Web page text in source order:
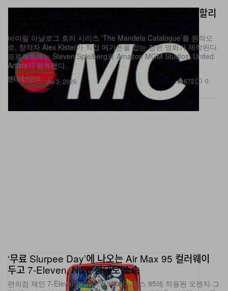
엔터테인먼트
우드 장편 영화로 제작된다
바이럴 아날로그 호러 시리즈 ‘The Mandela Catalogue’를 원작으
로, 창작자 Alex Kister가 직접 메가폰을 잡는 장편 영화가 제작된다.
프로젝트에는 Steven Spielberg와 Amazon MGM Studios, United
Artists가 합류했다.
Jul 3, 2026 672
두고 7-Eleven, Nike 상대로 소송
편의점 체인 7-Eleven이 나이키의 에어 맥스 95에 적용된 오렌지·그
린·레드 스트라이프가 자사 시그니처 삼색 브랜딩을 모방했다고 주
장하며 소송을 제기했다.